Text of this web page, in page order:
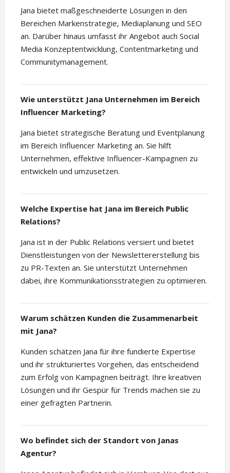
Jana bietet maßgeschneiderte Lösungen in den
Bereichen Markenstrategie, Mediaplanung und SEO
an. Darüber hinaus umfasst ihr Angebot auch Social
Media Konzeptentwicklung, Contentmarketing und
Communitymanagement.
Wie unterstützt Jana Unternehmen im Bereich
Influencer Marketing?
Jana bietet strategische Beratung und Eventplanung
im Bereich Influencer Marketing an. Sie hilft
Unternehmen, effektive Influencer-Kampagnen zu
entwickeln und umzusetzen.
Welche Expertise hat Jana im Bereich Public
Relations?
Jana ist in der Public Relations versiert und bietet
Dienstleistungen von der Newslettererstellung bis
zu PR-Texten an. Sie unterstützt Unternehmen
dabei, ihre Kommunikationsstrategien zu optimieren.
Warum schätzen Kunden die Zusammenarbeit
mit Jana?
Kunden schätzen Jana für ihre fundierte Expertise
und ihr strukturiertes Vorgehen, das entscheidend
zum Erfolg von Kampagnen beiträgt. Ihre kreativen
Lösungen und ihr Gespür für Trends machen sie zu
einer gefragten Partnerin.
Wo befindet sich der Standort von Janas
Agentur?